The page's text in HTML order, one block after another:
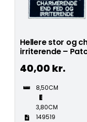
Hellere stor og
irriterende –
40,00 kr.
8,50CM
3,80CM
149519